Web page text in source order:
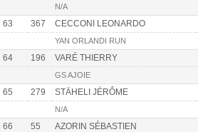
N/A
63 367 CECCONI LEONARDO
YAN ORLANDI RUN
64 196 VARÉ THIERRY
GS AJOIE
65 279 STÄHELI JÉRÔME
N/A
66 55 AZORIN SÉBASTIEN